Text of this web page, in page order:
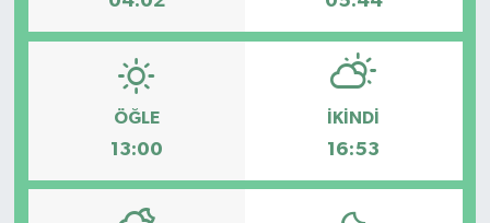
ÖĞLE
13:00
İKINDI
16:53